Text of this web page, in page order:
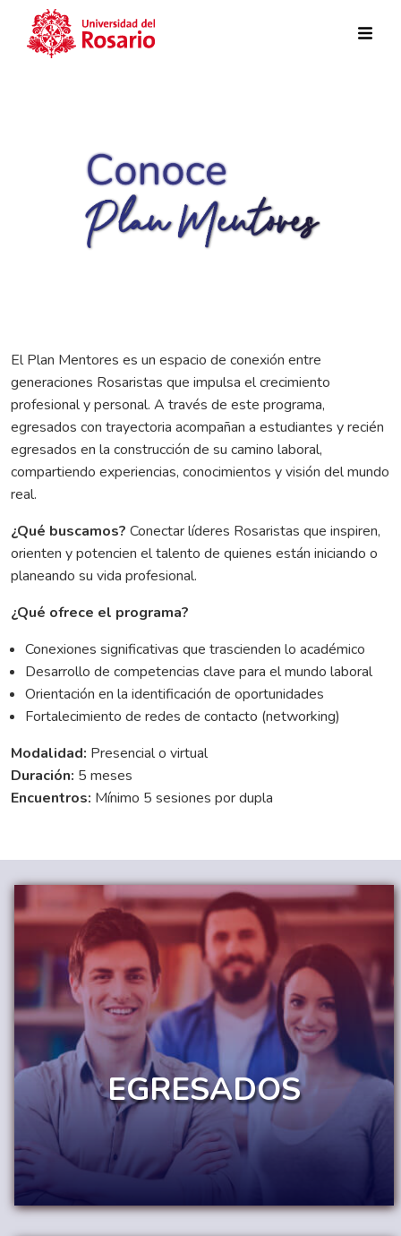
El Plan Mentores es un espacio de conexión entre
generaciones Rosaristas que impulsa el crecimiento
profesional y personal. A través de este programa,
egresados con trayectoria acompañan a estudiantes y recién
egresados en la construcción de su camino laboral,
compartiendo experiencias, conocimientos y visión del mundo
real.
¿Qué buscamos? Conectar líderes Rosaristas que inspiren,
orienten y potencien el talento de quienes están iniciando o
planeando su vida profesional.
¿Qué ofrece el programa?
Conexiones significativas que trascienden lo académico
Desarrollo de competencias clave para el mundo laboral
Orientación en la identificación de oportunidades
Fortalecimiento de redes de contacto (networking)
Modalidad: Presencial o virtual
Duración: 5 meses
Encuentros: Mínimo 5 sesiones por dupla
EGRESADOS